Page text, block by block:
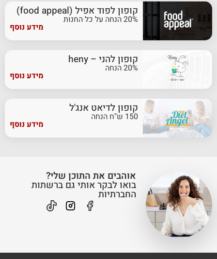
קופון לפוד אפיל (food appeal)
20% הנחה על כל החנות
מידע נוסף
קופון להני – heny
20% הנחה
מידע נוסף
קופון לדיאט אנג'ל
150 ש"ח הנחה
מידע נוסף
אוהבים את התוכן שלי?
בואו לבקר אותי גם ברשתות
החברתיות